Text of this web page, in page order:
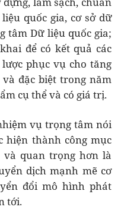
quốc gia, cơ sở dữ
tâm Dữ liệu quốc gia;
để có kết quả các
phục vụ cho tăng
đặc biệt trong năm
cụ thể và có giá trị.
vụ trọng tâm nói
hiện thành công mục
quan trọng hơn là
dịch mạnh mẽ cơ
đổi mô hình phát
tới.